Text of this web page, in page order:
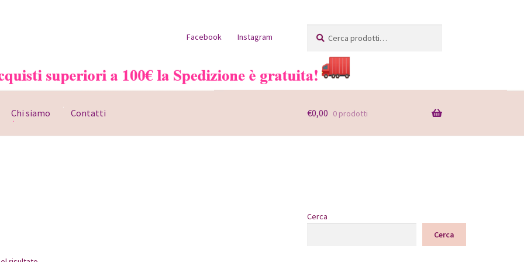
Facebook Instagram
Chi siamo Contatti €0,00 0 prodotti
Cerca
Cerca